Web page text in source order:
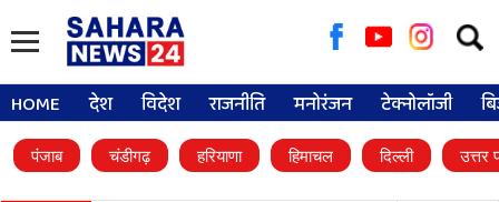
for:
HOME देश विदेश राजनीति मनोरंजन टेक्नोलॉजी
पंजाब चंडीगढ़ हरियाणा हिमाचल दिल्ली उत्तर